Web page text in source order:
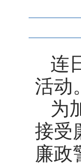
连
活动。
为
接受
廉政